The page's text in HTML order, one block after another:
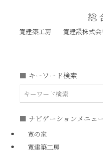
総
寛建築工房 寛建設株式会
キーワード検索
ナビゲーションメニュ
寛の家
寛建築工房